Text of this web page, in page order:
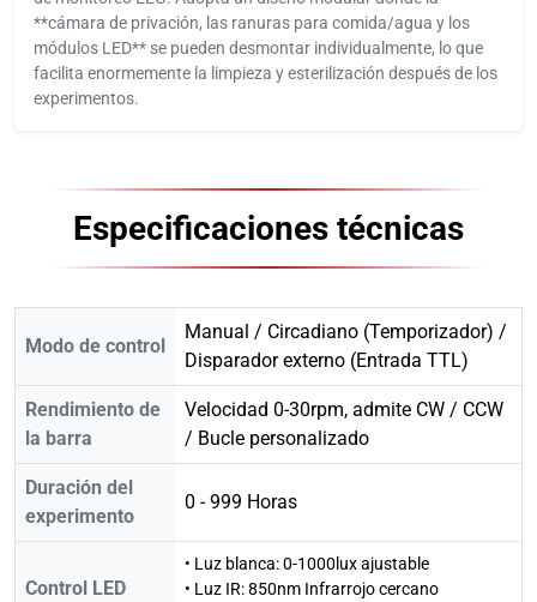
**cámara de privación, las ranuras para comida/agua y los
módulos LED** se pueden desmontar individualmente, lo que
facilita enormemente la limpieza y esterilización después de los
experimentos.
Especificaciones técnicas
Modo de control
Manual / Circadiano (Temporizador) /
Disparador externo (Entrada TTL)
Rendimiento de
la barra
Velocidad 0-30rpm, admite CW / CCW
/ Bucle personalizado
Duración del
experimento
0 - 999 Horas
Control LED
• Luz blanca: 0-1000lux ajustable
• Luz IR: 850nm Infrarrojo cercano